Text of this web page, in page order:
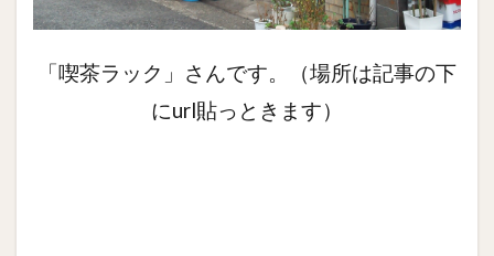
「喫茶ラック」さんです。（場所は記事の下
にurl貼っときます）